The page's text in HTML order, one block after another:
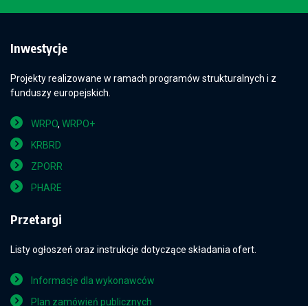
Inwestycje
Projekty realizowane w ramach programów strukturalnych i z
funduszy europejskich.
WRPO, WRPO+
KRBRD
ZPORR
PHARE
Przetargi
Listy ogłoszeń oraz instrukcje dotyczące składania ofert.
Informacje dla wykonawców
Plan zamówień publicznych